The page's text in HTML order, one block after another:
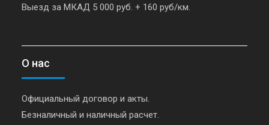
Выезд за МКАД 5 000 руб. + 160 руб/км.
О нас
Официальный договор и акты.
Безналичный и наличный расчет.